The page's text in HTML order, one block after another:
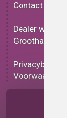
Contact
Dealer worden
Groothandel
Privacybeleid
Voorwaarden